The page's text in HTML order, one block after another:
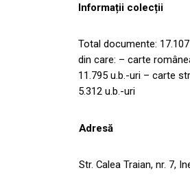
Informații colecții
Total documente:
din care: – carte
11.795 u.b.-uri – carte
5.312 u.b.-uri
Adresă
Str. Calea Traian, nr. 7,